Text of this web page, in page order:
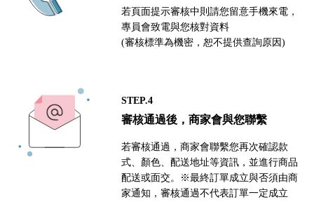
若頁面提示審核中則請您留意手機來電，
專員會致電與您核對資料
(審核標準為機密，恕不提供查詢原因)
STEP.4
審核通過後，商家會與您聯繫
若審核通過，商家會聯繫您再次確認款
式、顏色、配送地址等資訊，並進行商品
配送或面交。※最終訂單成立與否須由商
家通知，審核通過不代表訂單一定成立